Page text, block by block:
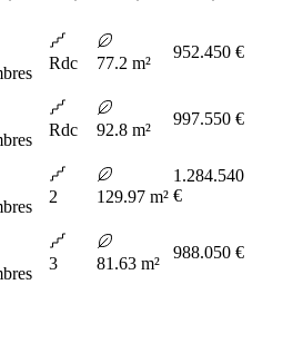
Rdc 77.2 m²
952.450 €
Rdc 92.8 m²
997.550 €
2 129.97 m²
1.284.540
€
3 81.63 m²
988.050 €